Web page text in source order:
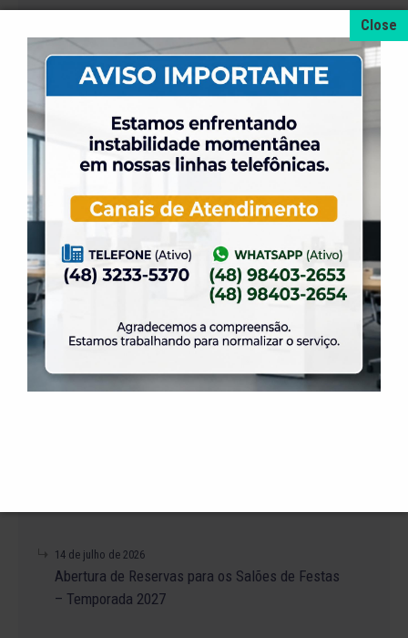
A promoção da taxa de adesão foi prorrogada
até dia 31 de Agosto.
31 de julho de 2026
Dia dos Pais é na ELASE, venha se divertir com
a gente.
31 de julho de 2026
Venha para a Feijoada na ELASE.
Suíço.
14 de julho de 2026
Abertura de Reservas para os Salões de Festas
– Temporada 2027